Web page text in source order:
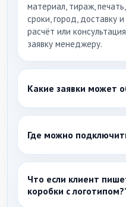
материал, тираж,
сроки, город, доставку
расчёт или
заявку менеджеру.
Какие заявки может
Заявки на коробки с
commerce упаковку,
макет и подбор
Где можно
На сайт производства
приходят заявки:
Авито и другие
Что если клиент
коробки с